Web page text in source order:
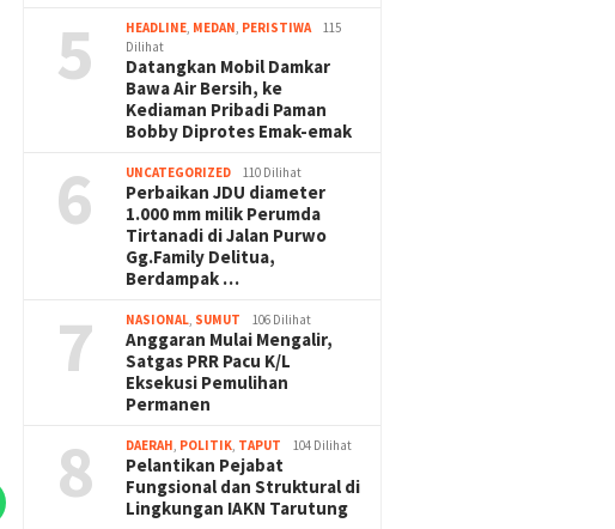
5 HEADLINE, MEDAN, PERISTIWA
115
Dilihat
Datangkan Mobil Damkar
Bawa Air Bersih, ke
Kediaman Pribadi Paman
Bobby Diprotes Emak-emak
6 UNCATEGORIZED 110 Dilihat
Perbaikan JDU diameter
1.000 mm milik Perumda
Tirtanadi di Jalan Purwo
Gg.Family Delitua,
Berdampak …
7 NASIONAL, SUMUT 106 Dilihat
Anggaran Mulai Mengalir,
Satgas PRR Pacu K/L
Eksekusi Pemulihan
Permanen
8 DAERAH, POLITIK, TAPUT 104 Dilihat
Pelantikan Pejabat
Fungsional dan Struktural di
Lingkungan IAKN Tarutung